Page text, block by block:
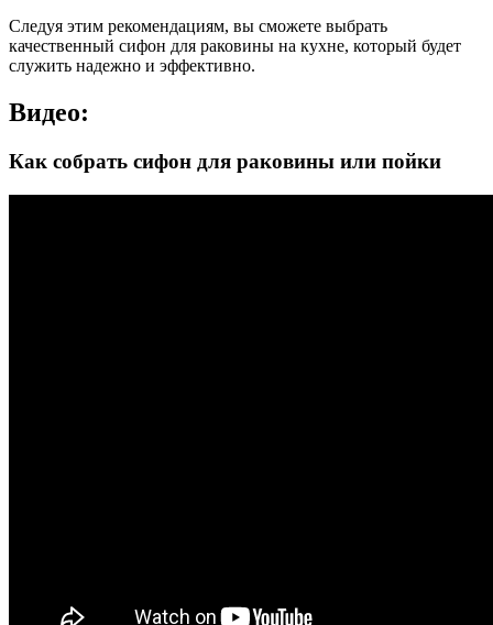
Следуя этим рекомендациям, вы сможете выбрать
качественный сифон для раковины на кухне, который будет
служить надежно и эффективно.
Видео:
Как собрать сифон для раковины или пойки